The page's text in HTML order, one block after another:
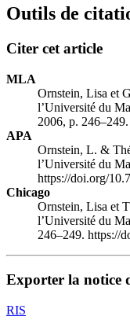
Outils de
Citer cet article
MLA
Ornstein, Lisa et
l’Université du
2006, p.
APA
Ornstein, L. &
l’Université du
https://doi.org/
Chicago
Ornstein, Lisa et
l’Université du
246–249. https://
Exporter la notice
RIS